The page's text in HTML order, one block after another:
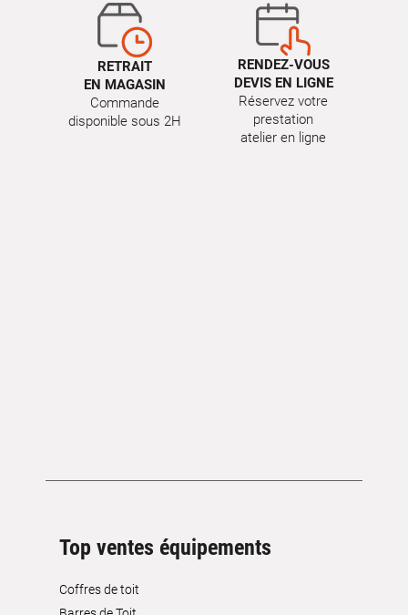
RETRAIT
EN MAGASIN
Commande
disponible sous 2H
RENDEZ-VOUS
DEVIS EN LIGNE
Réservez votre
prestation
atelier en ligne
Top ventes équipements
Coffres de toit